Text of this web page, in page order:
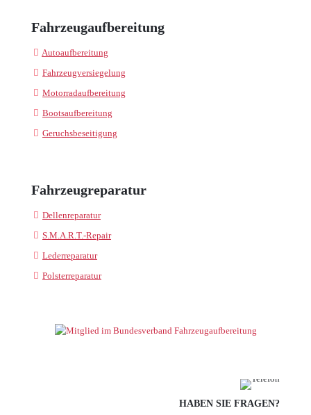
Fahrzeugaufbereitung
Autoaufbereitung
Fahrzeugversiegelung
Motorradaufbereitung
Bootsaufbereitung
Geruchsbeseitigung
Fahrzeugreparatur
Dellenreparatur
S.M.A.R.T.-Repair
Lederreparatur
Polsterreparatur
HABEN SIE FRAGEN?